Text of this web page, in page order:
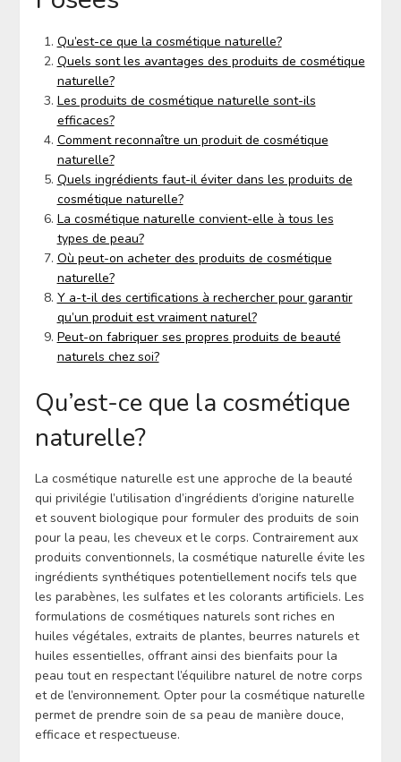
Qu’est-ce que la cosmétique naturelle?
Quels sont les avantages des produits de cosmétique
naturelle?
Les produits de cosmétique naturelle sont-ils
efficaces?
Comment reconnaître un produit de cosmétique
naturelle?
Quels ingrédients faut-il éviter dans les produits de
cosmétique naturelle?
La cosmétique naturelle convient-elle à tous les
types de peau?
Où peut-on acheter des produits de cosmétique
naturelle?
Y a-t-il des certifications à rechercher pour garantir
qu’un produit est vraiment naturel?
Peut-on fabriquer ses propres produits de beauté
naturels chez soi?
Qu’est-ce que la cosmétique
naturelle?
La cosmétique naturelle est une approche de la beauté
qui privilégie l’utilisation d’ingrédients d’origine naturelle
et souvent biologique pour formuler des produits de soin
pour la peau, les cheveux et le corps. Contrairement aux
produits conventionnels, la cosmétique naturelle évite les
ingrédients synthétiques potentiellement nocifs tels que
les parabènes, les sulfates et les colorants artificiels. Les
formulations de cosmétiques naturels sont riches en
huiles végétales, extraits de plantes, beurres naturels et
huiles essentielles, offrant ainsi des bienfaits pour la
peau tout en respectant l’équilibre naturel de notre corps
et de l’environnement. Opter pour la cosmétique naturelle
permet de prendre soin de sa peau de manière douce,
efficace et respectueuse.